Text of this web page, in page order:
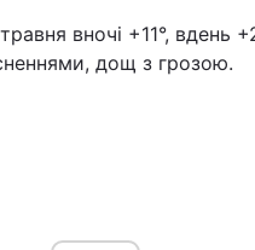
вночі +11°, вдень
дощ з грозою.